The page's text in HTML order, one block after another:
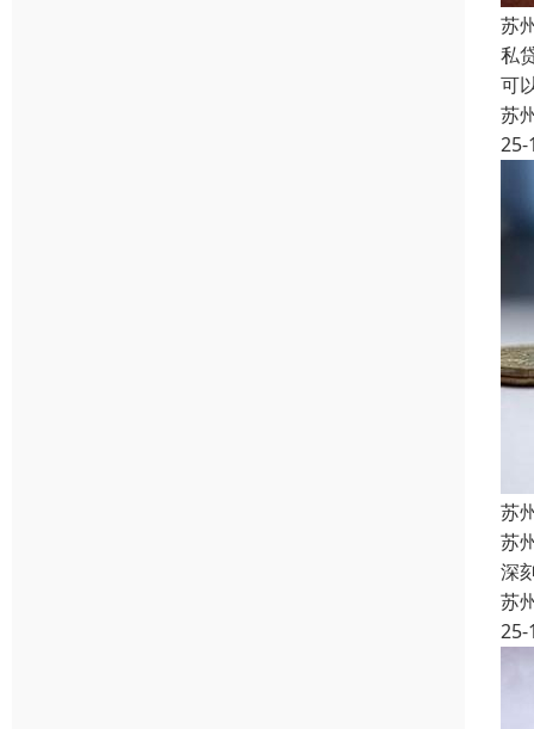
苏
私
可
苏
25-
苏
苏
深
苏
25-